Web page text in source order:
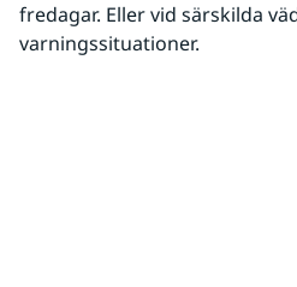
fredagar. Eller vid särskilda
varningssituationer.